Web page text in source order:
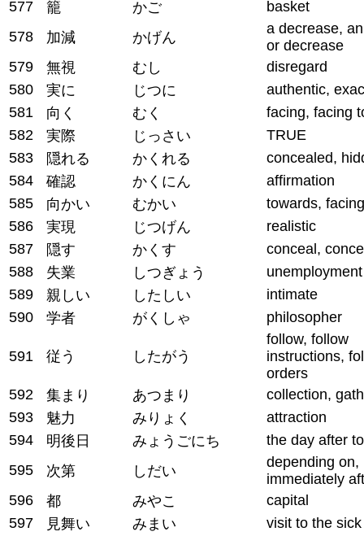
577 籠 かご
basket
578
加減 かげん
a decrease,
or decrease
579
無視 むし
disregard
580
実に じつに
authentic,
581
向く むく
facing, facing
582
実際 じっさい
TRUE
583
隠れる かくれる
concealed,
584
確認 かくにん
affirmation
585
向かい むかい
towards, facing
586
実現 じつげん
realistic
587
隠す かくす
conceal,
588
失業 しつぎょう
unemployment
589
親しい したしい
intimate
590
学者 がくしゃ philosopher
591 従う したがう
follow, follow
instructions,
orders
592
集まり あつまり
collection,
593
魅力 みりょく
attraction
594
明後日 みょうごにち
the day after
595
次第 しだい
depending on,
immediately
596
都 みやこ
capital
597
見舞い みまい
visit to the sick